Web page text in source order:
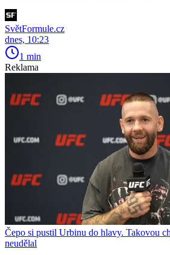
SvětFormule.cz
dnes, 10:23
1 min
Reklama
Čepo si pustil Urbinu do hlavy. Takovou
neudělal